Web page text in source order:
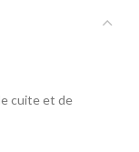
cuite et de